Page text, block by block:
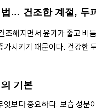
… 건조한 계절, 두
조해지면서 윤기가 줄고
시키기 때문이다. 건강한
기본
보다 중요하다. 보습 성